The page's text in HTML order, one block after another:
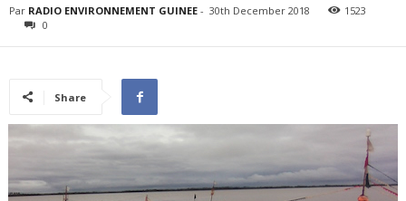
Par RADIO ENVIRONNEMENT GUINEE - 30th December 2018
1523
0
Share